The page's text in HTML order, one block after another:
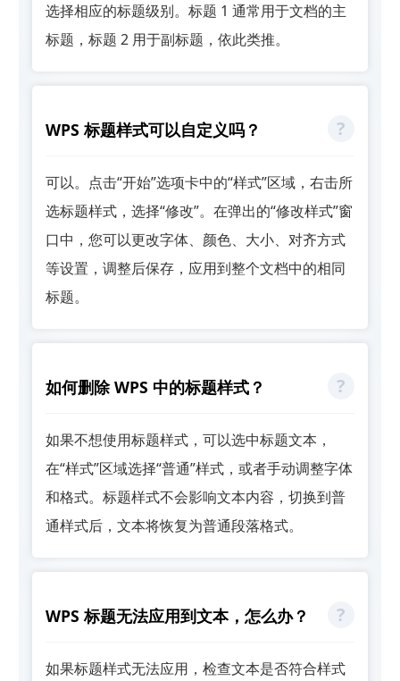
选择相应的标题级别。标题 1 通常用于文档的主
标题，标题 2 用于副标题，依此类推。
WPS 标题样式可以自定义吗？
可以。点击“开始”选项卡中的“样式”区域，右击所
选标题样式，选择“修改”。在弹出的“修改样式”窗
口中，您可以更改字体、颜色、大小、对齐方式
等设置，调整后保存，应用到整个文档中的相同
标题。
如何删除 WPS 中的标题样式？
如果不想使用标题样式，可以选中标题文本，
在“样式”区域选择“普通”样式，或者手动调整字体
和格式。标题样式不会影响文本内容，切换到普
通样式后，文本将恢复为普通段落格式。
WPS 标题无法应用到文本，怎么办？
如果标题样式无法应用，检查文本是否符合样式